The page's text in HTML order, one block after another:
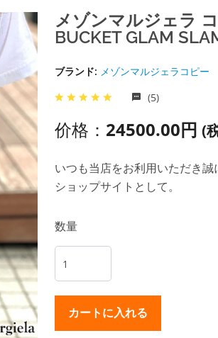
メゾンマルジェラ
BUCKET GLAM
ブランド: メゾンマルジェラコピー
(5)
价格： 24500.00円 (
いつも当店をお利用いただき
ショップサイトとして。
数量